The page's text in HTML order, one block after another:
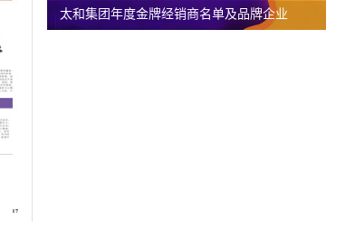
太和集团年度金牌经销商名单及品牌企业